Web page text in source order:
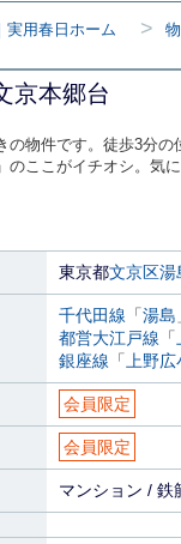
実用春日ホーム >
京本郷台
の物件です。徒歩3分
のここがイチオシ。気
東京都文京区湯
千代田線 「湯島
都営大江戸線 「
銀座線 「 上野
会員限定
会員限定
マンション / 鉄